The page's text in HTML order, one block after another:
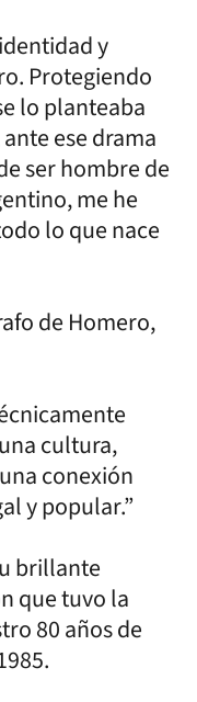
y
Protegiendo
lo planteaba
ese drama
ser hombre de
me he
lo que nace
de Homero,
cultura,
conexión
y popular.”
brillante
que tuvo la
80 años de